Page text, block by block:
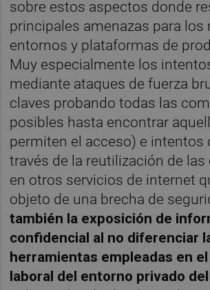
sobre estos aspectos donde
principales amenazas para los
entornos y plataformas de
Muy especialmente los
mediante ataques de fuerza
claves probando todas las
posibles hasta encontrar
permiten el acceso) e intentos
través de la reutilización de las
en otros servicios de internet
objeto de una brecha de
también la exposición de
confidencial al no diferenciar
herramientas empleadas en
laboral del entorno privado